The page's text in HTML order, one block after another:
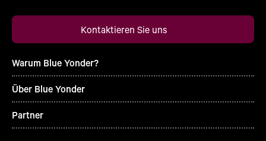
Kontaktieren Sie uns
Warum Blue Yonder?
Über Blue Yonder
Partner